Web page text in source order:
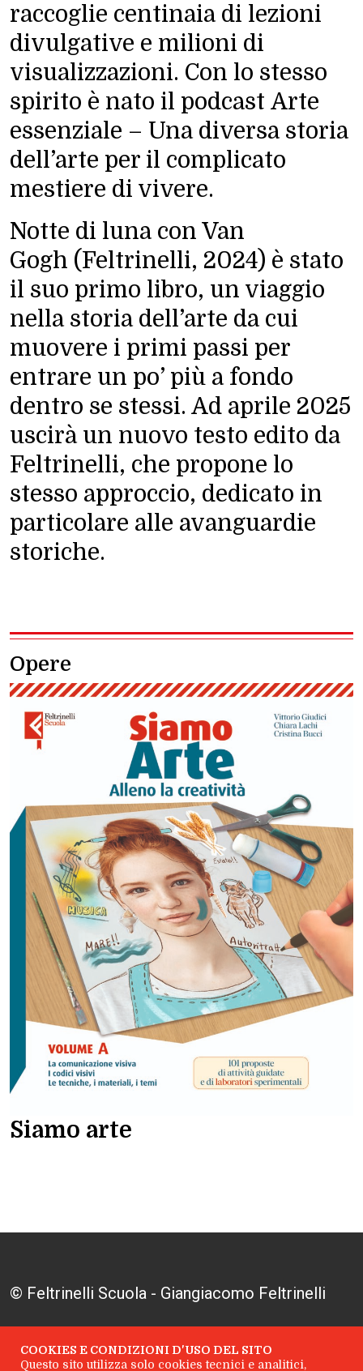
raccoglie centinaia di lezioni
divulgative e milioni di
visualizzazioni. Con lo stesso
spirito è nato il podcast Arte
essenziale – Una diversa storia
dell’arte per il complicato
mestiere di vivere.
Notte di luna con Van
Gogh (Feltrinelli, 2024) è stato
il suo primo libro, un viaggio
nella storia dell’arte da cui
muovere i primi passi per
entrare un po’ più a fondo
dentro se stessi. Ad aprile 2025
uscirà un nuovo testo edito da
Feltrinelli, che propone lo
stesso approccio, dedicato in
particolare alle avanguardie
storiche.
Opere
Siamo arte
© Feltrinelli Scuola - Giangiacomo Feltrinelli
COOKIES E CONDIZIONI D'USO DEL SITO
Questo sito utilizza solo cookies tecnici e analitici,